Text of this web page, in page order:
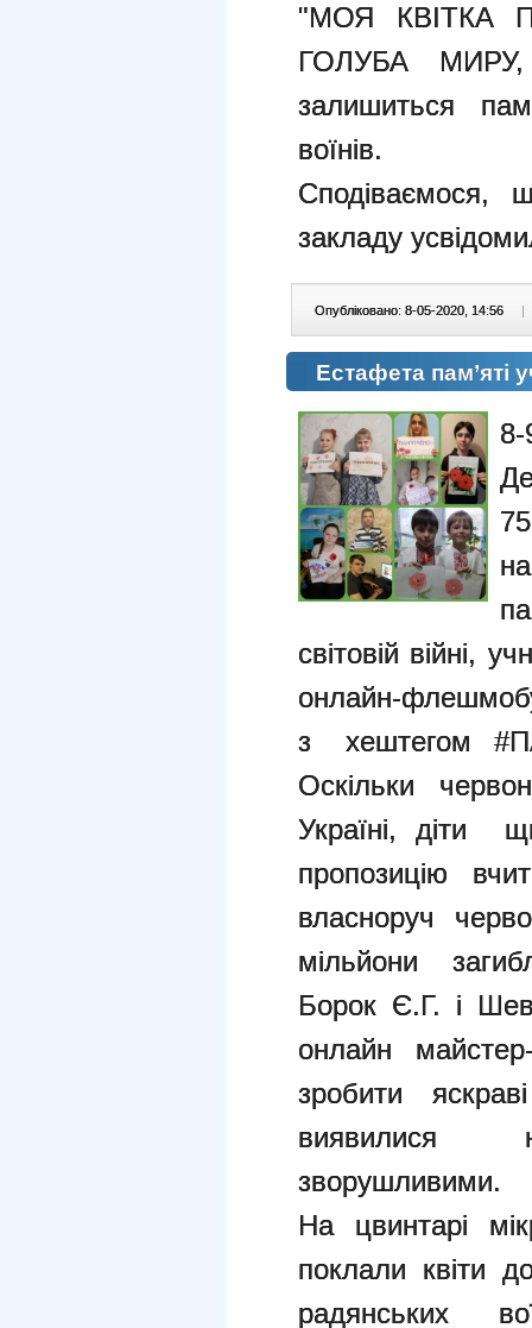
"МОЯ КВІТКА
ГОЛУБА МИРУ,
залишиться
воїнів.
Сподіваємося,
закладу
Опубліковано: 8-05-2020, 14:56 |
Естафета пам’яті
світовій
онлайн-
з хештегом
Оскільки
Україні, діти
пропозицію
власноруч
мільйони
Борок Є.Г. і
онлайн
зробити
виявилися
зворушливими.
На цвинтарі
поклали квіти
радянських